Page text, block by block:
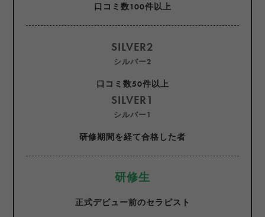
口コミ数100件以上
SILVER2
シルバー2
口コミ数50件以上
SILVER1
シルバー1
研修期間を経て合格した者
研修生
正式デビュー前のセラピスト